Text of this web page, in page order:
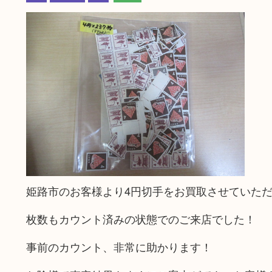
姫路市のお客様より4円切手をお買取させていただ
枚数もカウント済みの状態でのご来店でした！
事前のカウント、非常に助かります！